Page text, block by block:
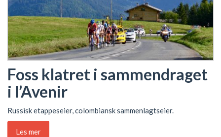
Foss klatret i sammendraget
i l’Avenir
Russisk etappeseier, colombiansk sammenlagtseier.
Les mer